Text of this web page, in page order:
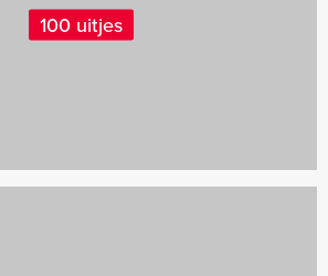
100 uitjes